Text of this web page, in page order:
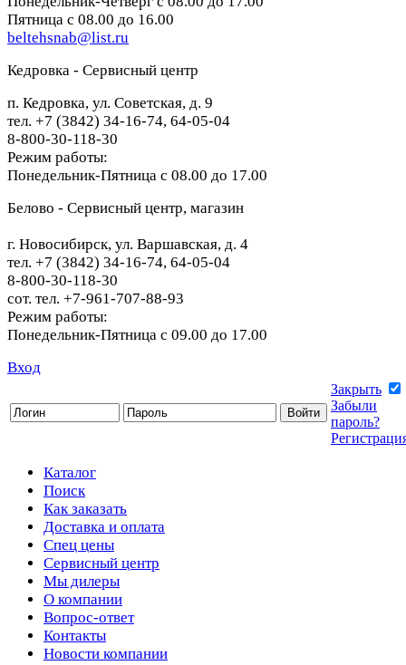
Пятница с 08.00 до 16.00
beltehsnab@list.ru
Кедровка - Сервисный центр
п. Кедровка, ул. Советская, д. 9
тел. +7 (3842) 34-16-74, 64-05-04
8-800-30-118-30
Режим работы:
Понедельник-Пятница с 08.00 до 17.00
Белово - Сервисный центр, магазин
г. Новосибирск, ул. Варшавская, д. 4
тел. +7 (3842) 34-16-74, 64-05-04
8-800-30-118-30
сот. тел. +7-961-707-88-93
Режим работы:
Понедельник-Пятница с 09.00 до 17.00
Вход
Закрыть
Забыли
пароль?
Каталог
Поиск
Как заказать
Доставка и оплата
Спец цены
Сервисный центр
Мы дилеры
О компании
Вопрос-ответ
Контакты
Новости компании